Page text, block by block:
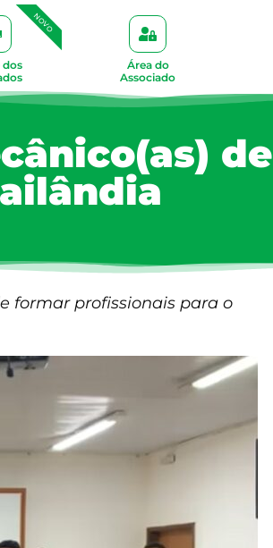
dos
NOVO
Área do
Associado
de
formar profissionais para o